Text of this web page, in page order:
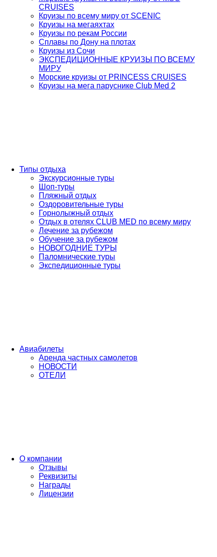
CRUISES
Круизы по всему миру от SCENIC
Круизы на мегаяхтах
Круизы по рекам России
Сплавы по Дону на плотах
Круизы из Сочи
ЭКСПЕДИЦИОННЫЕ КРУИЗЫ ПО ВСЕМУ
МИРУ
Морские круизы от PRINCESS CRUISES
Круизы на мега паруснике Club Med 2
Типы отдыха
Экскурсионные туры
Шоп-туры
Пляжный отдых
Оздоровительные туры
Горнолыжный отдых
Отдых в отелях CLUB MED по всему миру
Лечение за рубежом
Обучение за рубежом
НОВОГОДНИЕ ТУРЫ
Паломнические туры
Экспедиционные туры
Авиабилеты
Аренда частных самолетов
НОВОСТИ
ОТЕЛИ
О компании
Отзывы
Реквизиты
Награды
Лицензии